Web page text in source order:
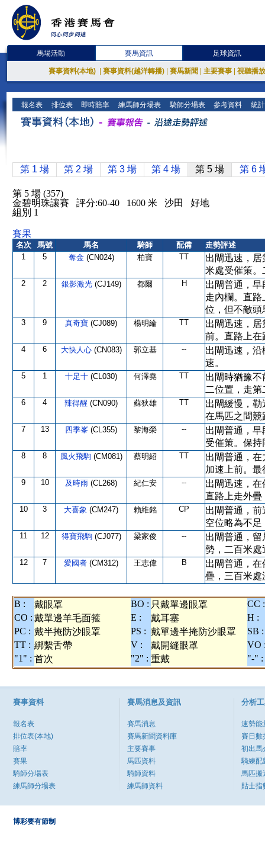
馬場活動 賽馬資訊 足球資訊
賽事資料(本地) 賽事資料(越洋轉播) 賽馬新聞 主要賽事 視聽播
報名表 排位表 即時賠率 練馬師分場表 騎師分場表 參考資料 統
第 1 場 第 2 場 第 3 場 第 4 場 第 5 場 第 6
第 5 場 (357)
金碧明珠讓賽 評分:60-40 1600 米 沙田 好地
組別 1
賽果
名次 馬號 馬名 騎師 配備
走勢評述
1
5 奪金 (CN024) 柏寶 TT
出閘迅速，
米處受催策。
2 2 銀影激光 (CJ149) 都爾 H
出閘普通，
走內欄。直
位，但不敵頭
3 9 真奇寶 (CJ089) 楊明綸 TT
出閘迅速，
前。直路上在
4 6 大快人心 (CN083) 郭立基 --
出閘迅速，
速。
5 1 十足十 (CL030) 何澤堯 TT
出閘時猶豫
二位置，走
6 4 辣得醒 (CN090) 蘇狄雄 TT
出閘緩慢，
在馬匹之間競
7 13 四季峯 (CL355) 黎海榮 --
出閘普通，
受催策。保持
8 8 風火飛駒 (CM081) 蔡明紹 TT
出閘普通，
加速上前。
9 10 及時雨 (CL268) 紀仁安 --
出閘迅速，
直路上走外疊
10 3 大喜象 (CM247) 賴維銘 CP
出閘普通，
空位略為不
11 12 得寶飛駒 (CJ077) 梁家俊 --
出閘普通，
勢，二百米處
12 7 愛國者 (CM312) 王志偉 B
出閘普通，
疊，三百米處
B : 戴眼罩 BO : 只戴單邊眼罩
CC :
CO : 戴單邊羊毛面箍 E : 戴耳塞
H :
PC : 戴半掩防沙眼罩 PS : 戴單邊半掩防沙眼罩
SB :
TT : 綁繫舌帶 V : 戴開縫眼罩
VO
"1" : 首次 "2" : 重戴 "-" :
賽事資料
報名表
排位表(本地)
賠率
賽果
騎師分場表
練馬師分場表
賽馬消息及資訊
賽馬消息
賽馬新聞資料庫
主要賽事
馬匹資料
騎師資料
練馬師資料
分析
速勢能
賽日數
初出馬
騎練配
馬匹搬
貼士指
博彩要有節制